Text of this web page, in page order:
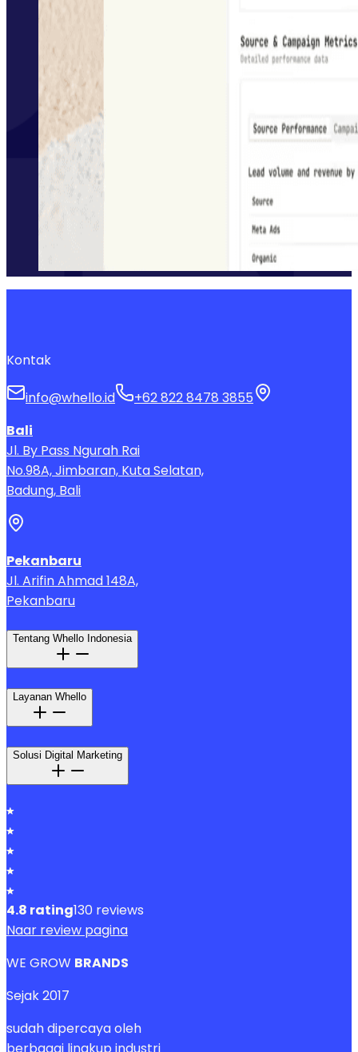
Kontak
info@whello.id
+62 822 8478 3855
Bali
Jl. By Pass Ngurah Rai
No.98A, Jimbaran, Kuta Selatan,
Badung, Bali
Pekanbaru
Jl. Arifin Ahmad 148A,
Pekanbaru
Tentang Whello Indonesia
Layanan Whello
Solusi Digital Marketing
4.8 rating130 reviews
Naar review pagina
WE GROW BRANDS
Sejak2017
sudah dipercaya oleh
berbagai lingkup industri